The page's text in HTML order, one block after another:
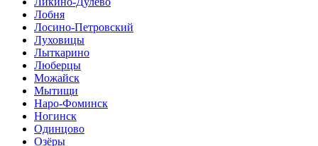
Лобня
Лосино-Петровский
Луховицы
Лыткарино
Люберцы
Можайск
Мытищи
Наро-Фоминск
Ногинск
Одинцово
Озёры